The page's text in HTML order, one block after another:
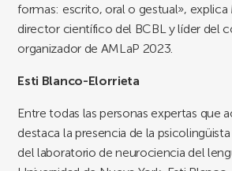
formas: escrito, oral o gestual», explica
director científico del BCBL y líder del
organizador de AMLaP 2023.
Esti Blanco-Elorrieta
Entre todas las personas expertas que
destaca la presencia de la
del laboratorio de neurociencia del